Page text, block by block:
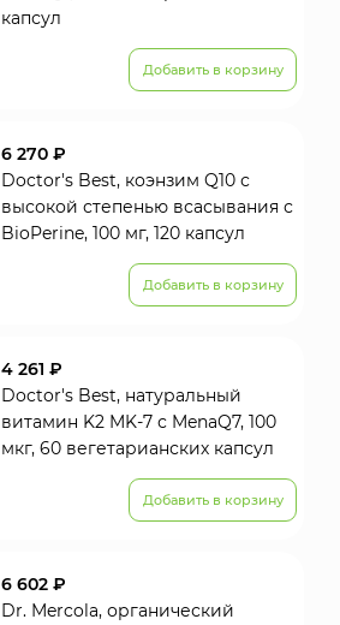
капсул
Добавить в корзину
6 270 ₽
Doctor's Best, коэнзим Q10 с
высокой степенью всасывания с
BioPerine, 100 мг, 120 капсул
Добавить в корзину
4 261 ₽
Doctor's Best, натуральный
витамин K2 MK-7 с MenaQ7, 100
мкг, 60 вегетарианских капсул
Добавить в корзину
6 602 ₽
Dr. Mercola, органический